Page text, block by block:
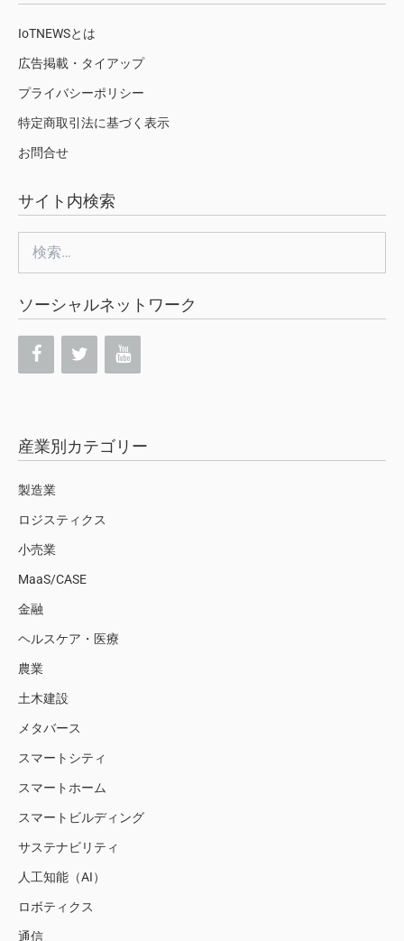
IoTNEWSとは
広告掲載・タイアップ
プライバシーポリシー
特定商取引法に基づく表示
お問合せ
サイト内検索
索:
ソーシャルネットワーク
産業別カテゴリー
製造業
ロジスティクス
小売業
MaaS/CASE
金融
ヘルスケア・医療
農業
土木建設
メタバース
スマートシティ
スマートホーム
スマートビルディング
サステナビリティ
人工知能（AI）
ロボティクス
通信